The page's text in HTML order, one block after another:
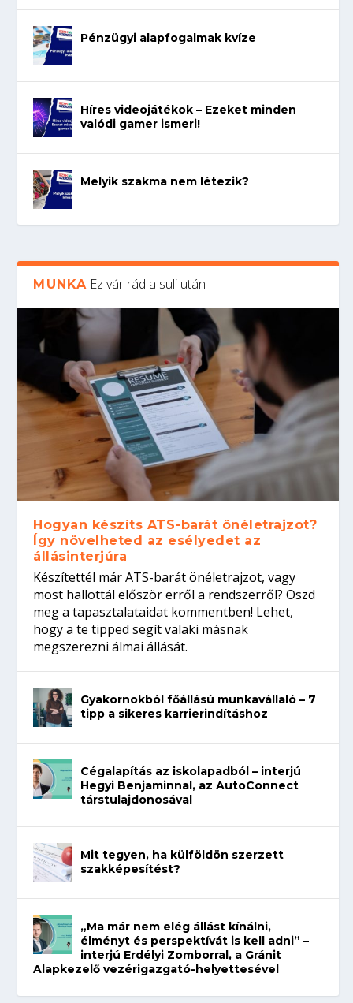
Pénzügyi alapfogalmak kvíze
Híres videojátékok – Ezeket minden
valódi gamer ismeri!
Melyik szakma nem létezik?
MUNKA Ez vár rád a suli után
Hogyan készíts ATS-barát önéletrajzot?
Így növelheted az esélyedet az
állásinterjúra
Készítettél már ATS-barát önéletrajzot, vagy
most hallottál először erről a rendszerről? Oszd
meg a tapasztalataidat kommentben! Lehet,
hogy a te tipped segít valaki másnak
megszerezni álmai állását.
Gyakornokból főállású munkavállaló – 7
tipp a sikeres karrierindításhoz
Cégalapítás az iskolapadból – interjú
Hegyi Benjaminnal, az AutoConnect
társtulajdonosával
Mit tegyen, ha külföldön szerzett
szakképesítést?
„Ma már nem elég állást kínálni,
élményt és perspektívát is kell adni” –
interjú Erdélyi Zomborral, a Gránit
Alapkezelő vezérigazgató-helyettesével